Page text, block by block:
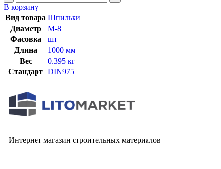
В корзину
Вид товара Шпильки
Диаметр
М-8
Фасовка
шт
Длина
1000 мм
Вес
0.395 кг
Стандарт DIN975
Интернет магазин строительных материалов